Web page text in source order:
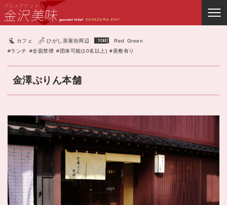
カフェ ひがし茶屋街周辺 Red
Green
#ランチ #全面禁煙 #団体可能(10名以上) #座敷有り
金澤ぷりん本舗